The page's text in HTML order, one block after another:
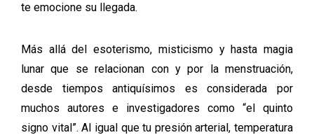
te emocione su llegada.
Más allá del esoterismo, misticismo y hasta magia
lunar que se relacionan con y por la menstruación,
desde tiempos antiquísimos es considerada por
muchos autores e investigadores como “el quinto
signo vital”. Al igual que tu presión arterial, temperatura